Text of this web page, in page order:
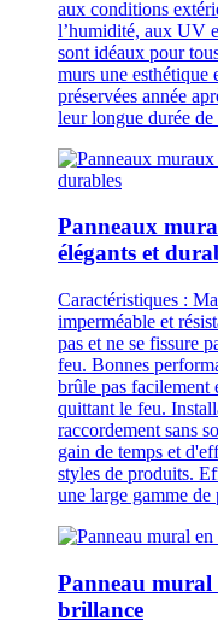
aux conditions
l’humidité, aux UV
sont idéaux pour
murs une esthétique
préservées année
leur longue durée
Panneaux
élégants et
Caractéristiques :
imperméable et
pas et ne se fissure
feu. Bonnes
brûle pas facilement
quittant le feu.
raccordement sans
gain de temps et
styles de produits.
une large gamme de
Panneau
brillance